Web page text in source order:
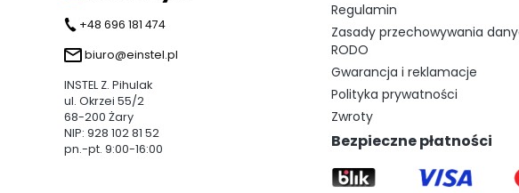
+48 696 181 474
biuro@einstel.pl
INSTEL Z. Pihulak
ul. Okrzei 55/2
68-200 Żary
NIP: 928 102 81 52
pn.-pt. 9:00-16:00
Regulamin
Zasady przechowywania
RODO
Gwarancja i reklamacje
Polityka prywatności
Zwroty
Bezpieczne płatności